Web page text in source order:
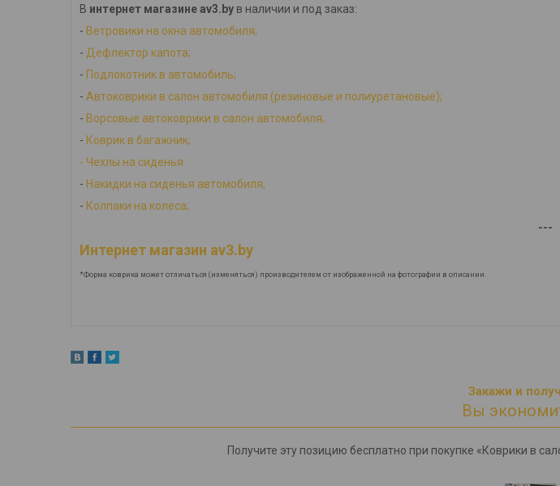
В интернет магазине av3.by в наличии и под заказ:
- Ветровики на окна автомобиля;
- Дефлектор капота;
- Подлокотник в автомобиль;
- Автоковрики в салон автомобиля (резиновые и полиуретановые);
- Ворсовые автоковрики в салон автомобиля;
- Коврик в багажник;
- Чехлы на сиденья
- Накидки на сиденья автомобиля;
- Колпаки на колеса;
---
Интернет магазин av3.by
*Форма коврика может отличаться (изменяться) производителем от изображенной на фотографии в описании.
Закажи и
Вы
Получите эту позицию бесплатно при покупке «Коврики в